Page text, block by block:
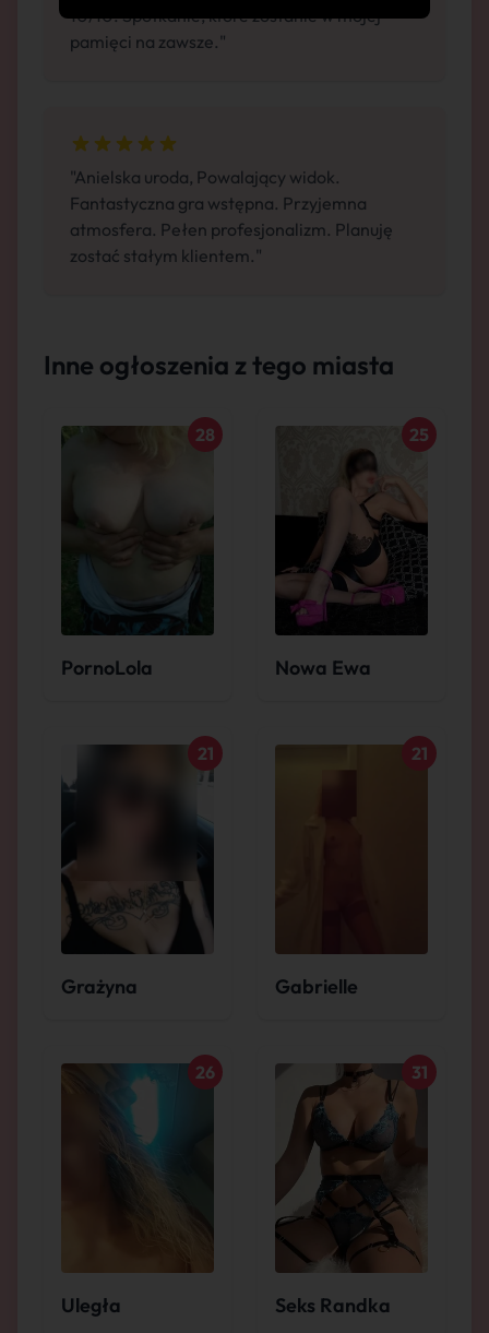
10/10. Spotkanie, które zostanie w mojej
pamięci na zawsze."
"Anielska uroda, Powalający widok.
Fantastyczna gra wstępna. Przyjemna
atmosfera. Pełen profesjonalizm. Planuję
zostać stałym klientem."
Inne ogłoszenia z tego miasta
PornoLola
28
Nowa Ewa
25
Grażyna
21
Gabrielle
21
Uległa
26
Seks Randka
31